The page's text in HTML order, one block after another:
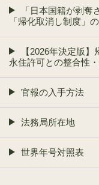
「日本国籍が剥
「帰化取消し制度」
【2026年決定版
永住許可との整合性
官報の入手方法
法務局所在地
世界年号対照表